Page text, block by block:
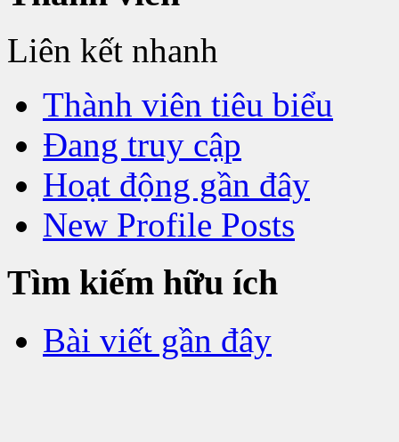
Liên kết nhanh
Thành viên tiêu biểu
Đang truy cập
Hoạt động gần đây
New Profile Posts
Tìm kiếm hữu ích
Bài viết gần đây